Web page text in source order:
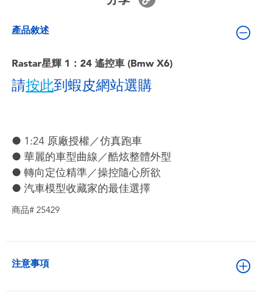
電池
任天堂 Switch
生活雜貨
產品敘述
Rastar星輝 1：24 遙控車 (Bmw X6)
請按此到蝦皮網站選購
● 1:24 原廠授權／仿真跑車
● 華麗的車型曲線／酷炫整體外型
● 轉向定位精準／操控隨心所欲
● 汽車模型收藏家的最佳選擇
商品# 25429
注意事項